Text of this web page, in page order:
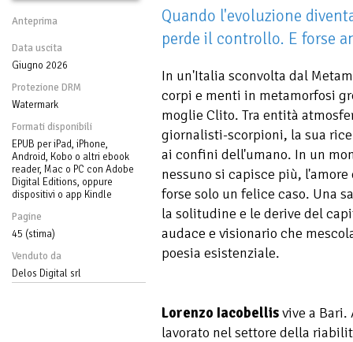
Anteprima
Data uscita
Giugno 2026
Protezione DRM
Watermark
Formati disponibili
EPUB per iPad, iPhone,
Android, Kobo o altri ebook
reader, Mac o PC con Adobe
Digital Editions, oppure
dispositivi o app Kindle
Pagine
45 (stima)
Venduto da
Delos Digital srl
Quando l'evoluzione
perde il controllo. E forse
In un'Italia sconvolta dal
corpi e menti in metamorfosi
moglie Clito. Tra entità
giornalisti-scorpioni, la sua
ai confini dell'umano. In un
nessuno si capisce più,
forse solo un felice caso. Una
la solitudine e le derive del
audace e visionario che
poesia esistenziale.
Lorenzo Iacobellisvive a
lavorato nel settore della